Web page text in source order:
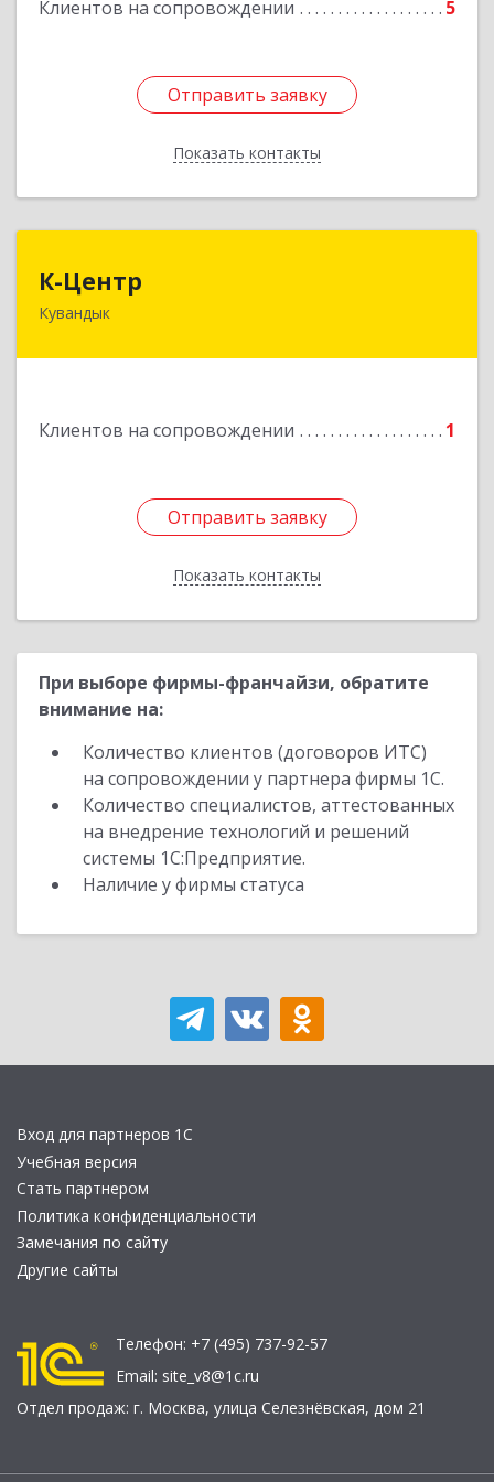
Клиентов на сопровождении 5
Отправить заявку
Показать контакты
Отправить заявку
Назад
К-Центр
Кувандык
Клиентов на сопровождении 1
Отправить заявку
Показать контакты
462243, Оренбургская обл, Кувандыкский р-н,
Отправить заявку
Назад
При выборе фирмы-франчайзи, обратите
внимание на:
Количество клиентов (договоров ИТС)
на сопровождении у партнера фирмы 1С.
Количество специалистов, аттестованных
на внедрение технологий и решений
системы 1С:Предприятие.
Наличие у фирмы статуса
Вход для партнеров 1С
Учебная версия
Стать партнером
Политика конфиденциальности
Замечания по сайту
Другие сайты
Телефон: +7 (495) 737-92-57
Email: site_v8@1c.ru
Отдел продаж: г. Москва, улица Селезнёвская, дом 21